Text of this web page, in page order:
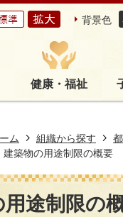
背景色
健康・福祉
ム 組織から探す
建築物の用途制限の概要
途制限の